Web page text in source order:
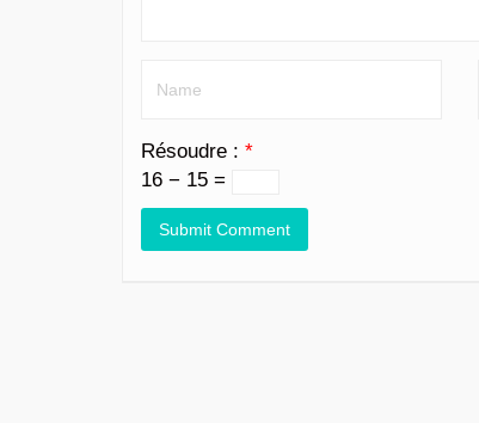
Résoudre : *
16 − 15 =